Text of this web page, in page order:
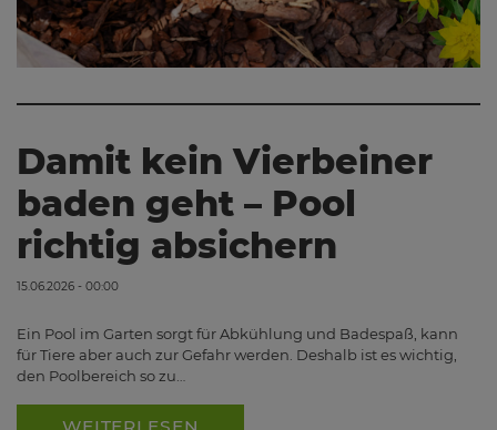
Damit kein Vierbeiner
baden geht – Pool
richtig absichern
15.06.2026 - 00:00
Ein Pool im Garten sorgt für Abkühlung und Badespaß, kann
für Tiere aber auch zur Gefahr werden. Deshalb ist es wichtig,
den Poolbereich so zu…